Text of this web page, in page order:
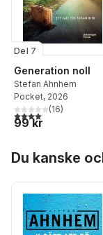
Del 7
Generation noll
Stefan Ahnhem
Pocket, 2026
4,1utav 5 stjärnor.
(16)
99 kr
Du kanske